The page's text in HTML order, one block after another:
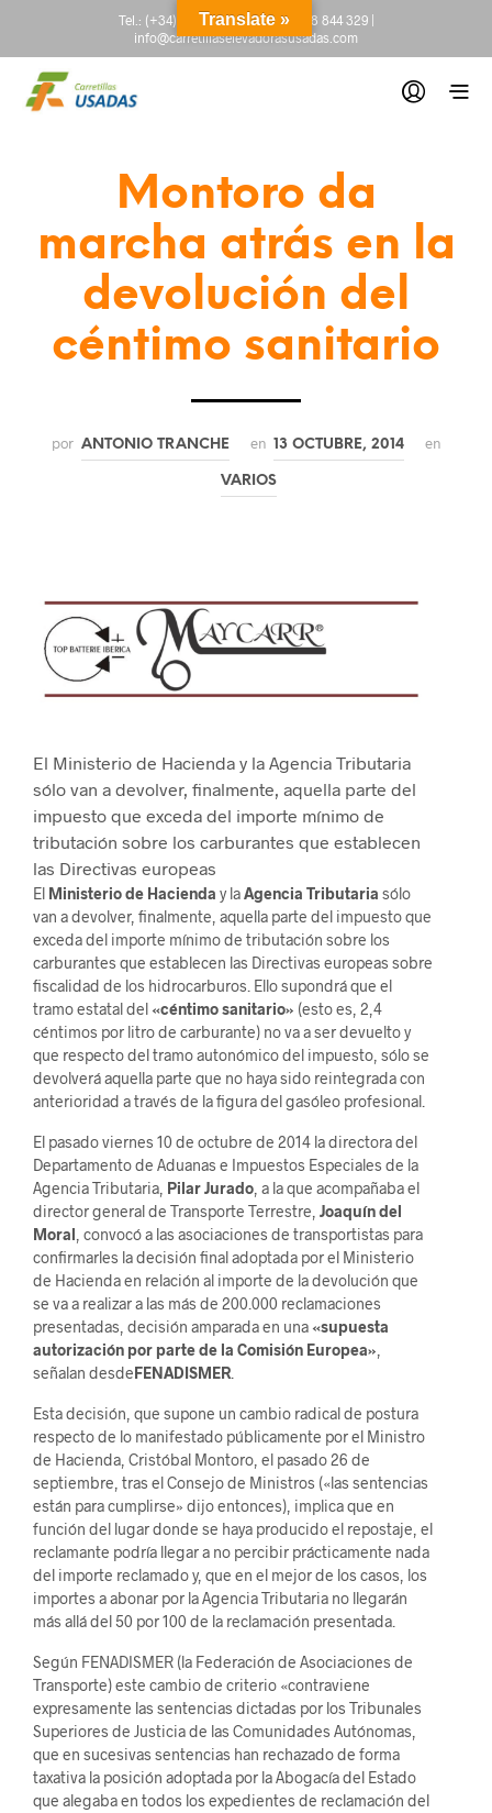
Tel.: (+34) 665 845 222-(+34) 918 844 329|
info@carretillaselevadorasusadas.com
Montoro da
marcha atrás en la
devolución del
céntimo sanitario
por ANTONIO TRANCHE en 13 OCTUBRE, 2014 en
VARIOS
El Ministerio de Hacienda y la Agencia Tributaria
sólo van a devolver, finalmente, aquella parte del
impuesto que exceda del importe mínimo de
tributación sobre los carburantes que establecen
las Directivas europeas
El Ministerio de Hacienda y laAgencia Tributaria sólo
van a devolver, finalmente, aquella parte del impuesto que
exceda del importe mínimo de tributación sobre los
carburantes que establecen las Directivas europeas sobre
fiscalidad de los hidrocarburos. Ello supondrá que el
tramo estatal del «céntimo sanitario» (esto es, 2,4
céntimos por litro de carburante) no va a ser devuelto y
que respecto del tramo autonómico del impuesto, sólo se
devolverá aquella parte que no haya sido reintegrada con
anterioridad a través de la figura del gasóleo profesional.
El pasado viernes 10 de octubre de 2014 la directora del
Departamento de Aduanas e Impuestos Especiales de la
Agencia Tributaria, Pilar Jurado , a la que acompañaba el
director general de Transporte Terrestre, Joaquín del
Moral , convocó a las asociaciones de transportistas para
confirmarles la decisión final adoptada por el Ministerio
de Hacienda en relación al importe de la devolución que
se va a realizar a las más de 200.000 reclamaciones
presentadas, decisión amparada en una «supuesta
autorización por parte de la Comisión Europea»
señalan desdeFENADISMER
Esta decisión, que supone un cambio radical de postura
respecto de lo manifestado públicamente por el Ministro
de Hacienda, Cristóbal Montoro, el pasado 26 de
septiembre, tras el Consejo de Ministros («las sentencias
están para cumplirse» dijo entonces), implica que en
función del lugar donde se haya producido el repostaje, el
reclamante podría llegar a no percibir prácticamente nada
del importe reclamado y, que en el mejor de los casos, los
importes a abonar por la Agencia Tributaria no llegarán
más allá del 50 por 100 de la reclamación presentada.
Según FENADISMER (la Federación de Asociaciones de
Transporte) este cambio de criterio «contraviene
expresamente las sentencias dictadas por los Tribunales
Superiores de Justicia de las Comunidades Autónomas,
que en sucesivas sentencias han rechazado de forma
taxativa la posición adoptada por la Abogacía del Estado
que alegaba en todos los expedientes de reclamación del
Translate »